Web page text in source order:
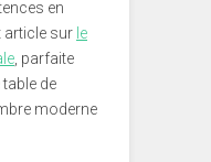
en
article sur le
, parfaite
de
moderne